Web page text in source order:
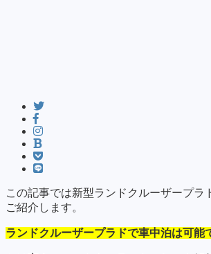
この記事では新型ランドクルーザープラ
ご紹介します。
ランドクルーザープラドで車中泊は可能